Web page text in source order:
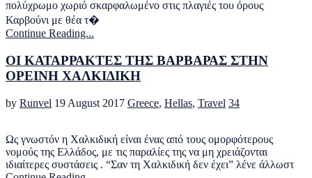
πολύχρωμο χωριό σκαρφαλωμένο στις πλαγιές του όρους
Καρβούνι με θέα τ�
Continue Reading...
ΟΙ ΚΑΤΑΡΡΑΚΤΕΣ ΤΗΣ ΒΑΡΒΑΡΑΣ ΣΤΗΝ
ΟΡΕΙΝΗ ΧΑΛΚΙΔΙΚΗ
by Runvel 19 August 2017 Greece, Hellas, Travel 34
Ως γνωστόν η Χαλκιδική είναι ένας από τους ομορφότερους
νομούς της Ελλάδος, με τις παραλίες της να μη χρειάζονται
ιδιαίτερες συστάσεις . “Σαν τη Χαλκιδική δεν έχει” λένε άλλωστ